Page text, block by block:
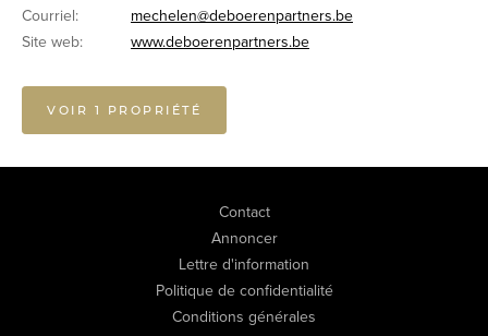
Courriel:
mechelen@deboerenpartners.be
Site web:
www.deboerenpartners.be
VOIR 1 PROPRIÉTÉ
Contact
Annoncer
Lettre d'information
Politique de confidentialité
Conditions générales